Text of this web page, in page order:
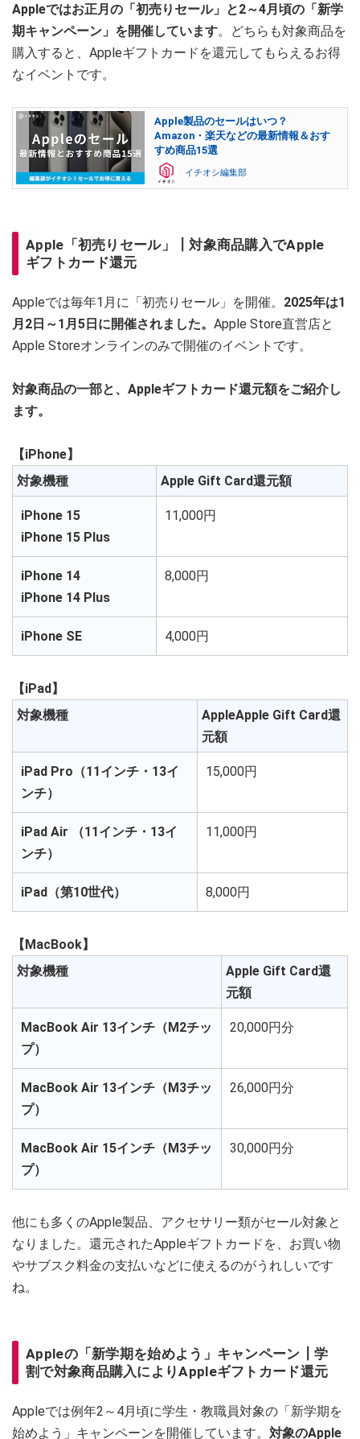
Appleではお正月の「初売りセール」と2～4月頃の「新学
期キャンペーン」を開催しています。どちらも対象商品を
購入すると、Appleギフトカードを還元してもらえるお得
なイベントです。
Apple製品のセールはいつ？
Amazon・楽天などの最新情報＆おす
すめ商品15選
イチオシ編集部
Apple「初売りセール」┃対象商品購入でApple
ギフトカード還元
Appleでは毎年1月に「初売りセール」を開催。 2025年は1
月2日～1月5日に開催されました。 Apple Store直営店と
Apple Storeオンラインのみで開催のイベントです。
対象商品の一部と、Appleギフトカード還元額をご紹介し
ます。
【iPhone】
対象機種
Apple Gift Card還元額
iPhone 15
iPhone 15 Plus
11,000円
iPhone 14
iPhone 14 Plus
8,000円
iPhone SE 4,000円
【iPad】
対象機種
AppleApple Gift Card還
元額
iPad Pro（11インチ・13イ
ンチ）
15,000円
iPad Air （11インチ・13イ
ンチ）
11,000円
iPad（第10世代） 8,000円
【MacBook】
対象機種
Apple Gift Card還
元額
MacBook Air 13インチ（M2チッ
プ）
20,000円分
MacBook Air 13インチ（M3チッ
プ）
26,000円分
MacBook Air 15インチ（M3チッ
プ）
30,000円分
他にも多くのApple製品、アクセサリー類がセール対象と
なりました。還元されたAppleギフトカードを、お買い物
やサブスク料金の支払いなどに使えるのがうれしいです
ね。
Appleの「新学期を始めよう」キャンペーン┃学
割で対象商品購入によりAppleギフトカード還元
Appleでは例年2～4月頃に学生・教職員対象の「新学期を
始めよう」キャンペーンを開催しています。 対象のApple